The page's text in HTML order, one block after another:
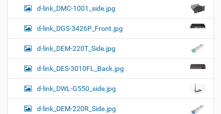
d-link_DMC-1001_side.jpg
d-link_DGS-3426P_Front.jpg
d-link_DEM-220T_Side.jpg
d-link_DES-3010FL_Back.jpg
d-link_DWL-G550_side.jpg
d-link_DEM-220R_Side.jpg